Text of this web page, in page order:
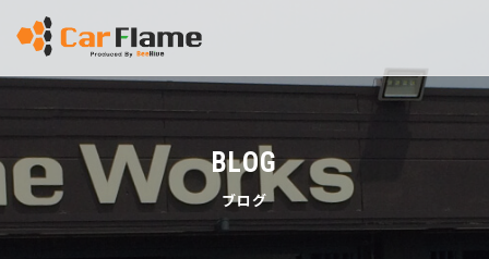
BLOG
ブログ